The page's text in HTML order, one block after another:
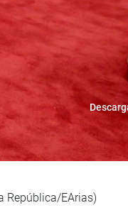
República/EArias)